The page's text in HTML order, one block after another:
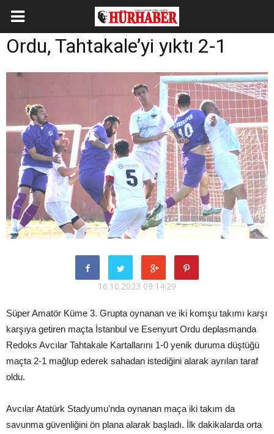
Ordu, Tahtakale’yi yıktı 2-1
16.10.2023 09:14:29
Süper Amatör Küme 3. Grupta oynanan ve iki komşu takımı karşı
karşıya getiren maçta İstanbul ve Esenyurt Ordu deplasmanda
Redoks Avcılar Tahtakale Kartallarını 1-0 yenik duruma düştüğü
maçta 2-1 mağlup ederek sahadan istediğini alarak ayrılan taraf
oldu.
Avcılar Atatürk Stadyumu'nda oynanan maça iki takım da
savunma güvenliğini ön plana alarak başladı. İlk dakikalarda orta